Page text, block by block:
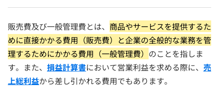
販売費及び一般管理費とは、 商品やサービスを提供するた
めに直接かかる費用（販売費）と企業の全般的な業務を管
理するためにかかる費用（一般管理費） のことを指しま
す。また、 損益計算書において営業利益を求める際に、 売
上総利益から差し引かれる費用でもあります。